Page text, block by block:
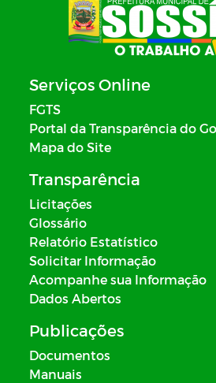
Serviços Online
FGTS
Portal da Transparência do
Mapa do Site
Transparência
Licitações
Glossário
Relatório Estatístico
Solicitar Informação
Acompanhe sua Informação
Dados Abertos
Publicações
Documentos
Manuais